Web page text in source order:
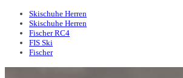
Skischuhe Herren
Skischuhe Herren
Fischer RC4
FIS Ski
Fischer